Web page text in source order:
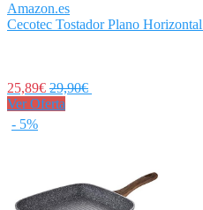
Amazon.es
Cecotec Tostador Plano
25,89€ 29,90€
Ver Oferta
- 5%